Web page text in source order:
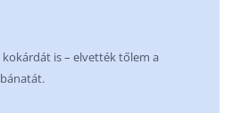
kokárdát is – elvették tőlem a